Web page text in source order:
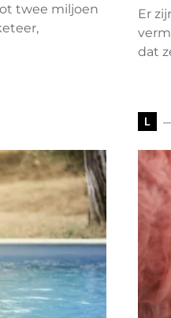
twee miljoen
Er
dat
L